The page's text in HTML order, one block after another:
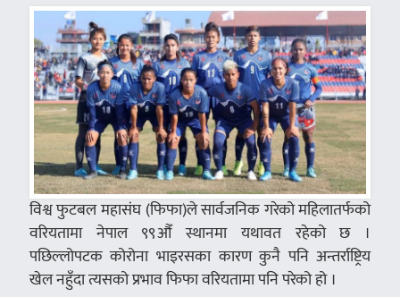
विश्व फुटबल महासंघ (फिफा)ले सार्वजनिक गरेको महिलातर्फको
वरियतामा नेपाल ९९औँ स्थानमा यथावत रहेको छ ।
पछिल्लोपटक कोरोना भाइरसका कारण कुनै पनि अन्तर्राष्ट्रिय
खेल नहुँदा त्यसको प्रभाव फिफा वरियतामा पनि परेको हो ।